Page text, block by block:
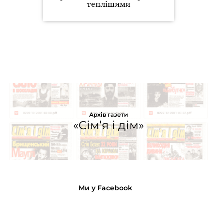
теплішими
Архів газети
«Сім’я і дім»
Ми у Facebook